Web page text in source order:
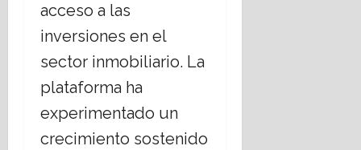
acceso a las
inversiones en el
sector inmobiliario. La
plataforma ha
experimentado un
crecimiento sostenido